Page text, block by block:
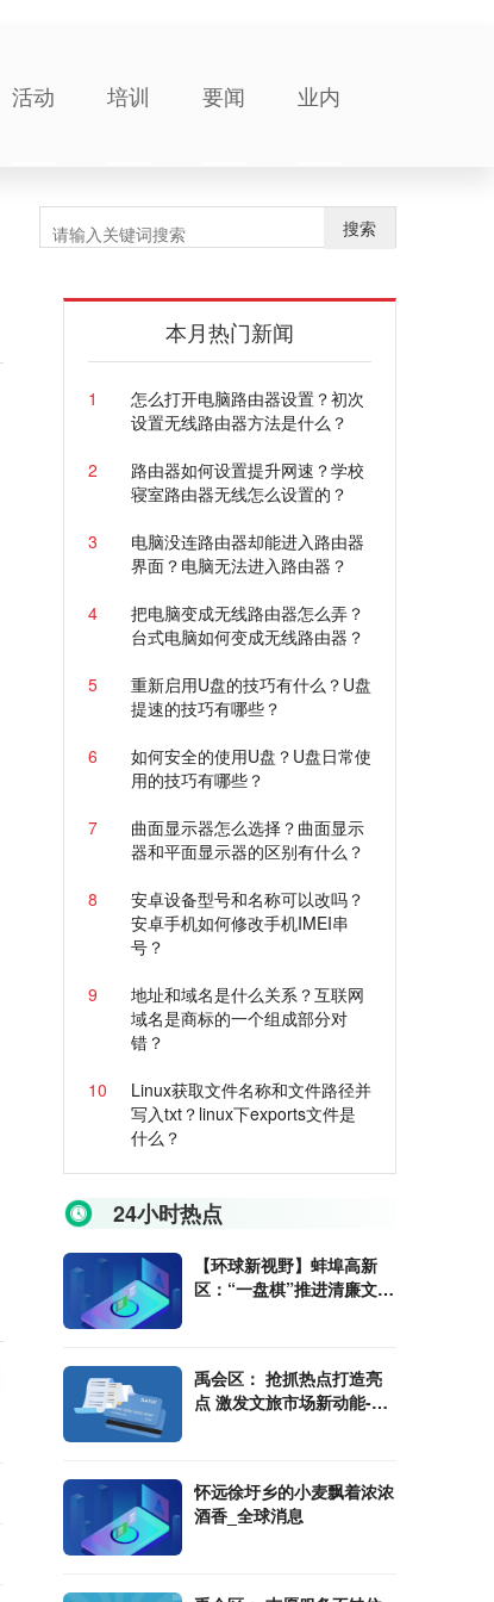
活动 培训 要闻 业内
搜索
本月热门新闻
1
怎么打开电脑路由器设置？初次
设置无线路由器方法是什么？
2
路由器如何设置提升网速？学校
寝室路由器无线怎么设置的？
3
电脑没连路由器却能进入路由器
界面？电脑无法进入路由器？
4
把电脑变成无线路由器怎么弄？
台式电脑如何变成无线路由器？
5
重新启用U盘的技巧有什么？U盘
提速的技巧有哪些？
6
如何安全的使用U盘？U盘日常使
用的技巧有哪些？
7
曲面显示器怎么选择？曲面显示
器和平面显示器的区别有什么？
8
安卓设备型号和名称可以改吗？
安卓手机如何修改手机IMEI串
号？
9
地址和域名是什么关系？互联网
域名是商标的一个组成部分对
错？
10
Linux获取文件名称和文件路径并
写入txt？linux下exports文件是
什么？
24小时热点
【环球新视野】蚌埠高新
区：“一盘棋”推进清廉文化
禹会区： 抢抓热点打造亮
点 激发文旅市场新动能-环
怀远徐圩乡的小麦飘着浓浓
酒香_全球消息